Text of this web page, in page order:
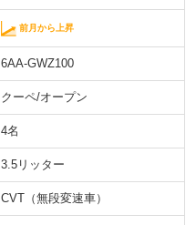
前月から上昇
6AA-GWZ100
クーペ/オープン
4名
3.5リッター
CVT（無段変速車）